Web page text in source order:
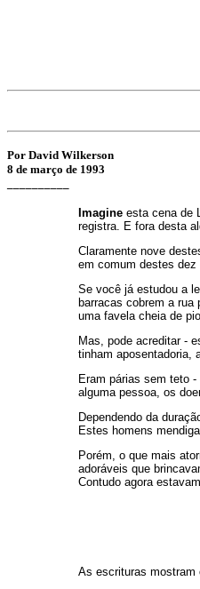
Por David Wilkerson
8 de março de 1993
Imagine esta cena de
registra. E fora desta
Claramente nove
em comum destes dez
Se você já estudou a
barracas cobrem a
uma favela cheia de
Mas, pode acreditar -
tinham aposentadoria,
Eram párias sem teto
alguma pessoa, os
Dependendo da
Estes homens
Porém, o que mais
adoráveis que
Contudo agora
As escrituras mostram